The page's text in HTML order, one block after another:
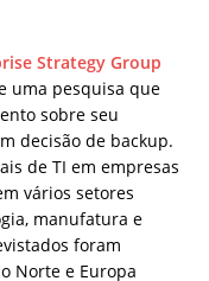
Strategy Group
uma pesquisa que
sobre seu
decisão de backup.
de TI em empresas
vários setores
manufatura e
foram
Norte e Europa